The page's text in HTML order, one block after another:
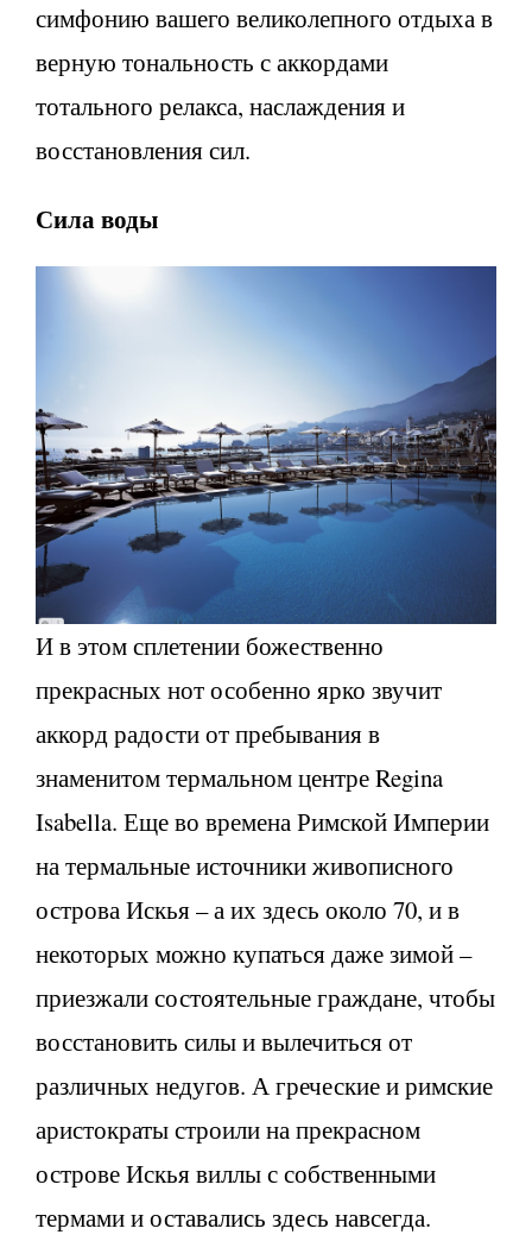
симфонию вашего великолепного отдыха в
верную тональность с аккордами
тотального релакса, наслаждения и
восстановления сил.
Сила воды
И в этом сплетении божественно
прекрасных нот особенно ярко звучит
аккорд радости от пребывания в
знаменитом термальном центре Regina
Isabella. Еще во времена Римской Империи
на термальные источники живописного
острова Искья – а их здесь около 70, и в
некоторых можно купаться даже зимой –
приезжали состоятельные граждане, чтобы
восстановить силы и вылечиться от
различных недугов. А греческие и римские
аристократы строили на прекрасном
острове Искья виллы с собственными
термами и оставались здесь навсегда.